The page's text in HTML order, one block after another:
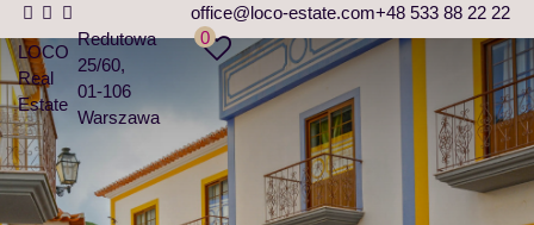
LOCO
Real
Estate
Redutowa
25/60
01-106
Warszawa
office@loco-estate.com+48 533 88 22 22
0